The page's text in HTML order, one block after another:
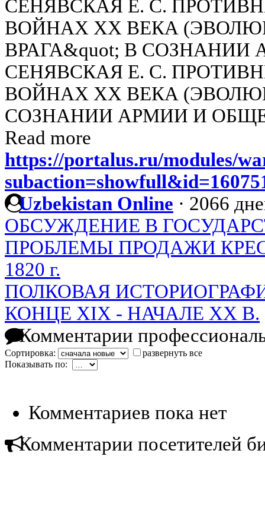
СЕНЯВСКАЯ Е. С.
ВОЙНАХ XX ВЕКА
ВРАГА&quot; В
СЕНЯВСКАЯ Е. С.
ВОЙНАХ XX ВЕКА
СОЗНАНИИ АРМИИ И
Read more
https://portalus.ru/modules/
Uzbekistan Online · 2066
ОБСУЖДЕНИЕ В
ПРОБЛЕМЫ ПРОДАЖИ
1820 г.
ПОЛКОВАЯ
КОНЦЕ XIX - НАЧАЛЕ XX В.
Комментарии
Сортировка:
развернуть все
Показывать по:
Комментариев пока нет
Комментарии посетителей